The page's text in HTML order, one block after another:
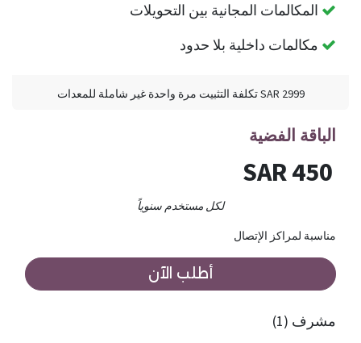
المكالمات المجانية بين التحويلات
مكالمات داخلية بلا حدود
2999 SAR تكلفة التثبيت مرة واحدة غير شاملة للمعدات
الباقة الفضية
450 SAR
لكل مستخدم سنوياً
مناسبة لمراكز الإتصال
أطلب الآن
مشرف (1)